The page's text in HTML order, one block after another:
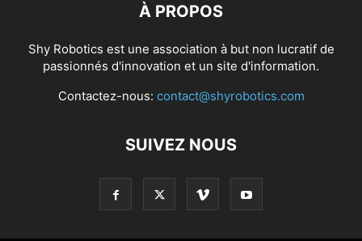
À PROPOS
Shy Robotics est une association à but non lucratif de
passionnés d'innovation et un site d'information.
Contactez-nous: contact@shyrobotics.com
SUIVEZ NOUS